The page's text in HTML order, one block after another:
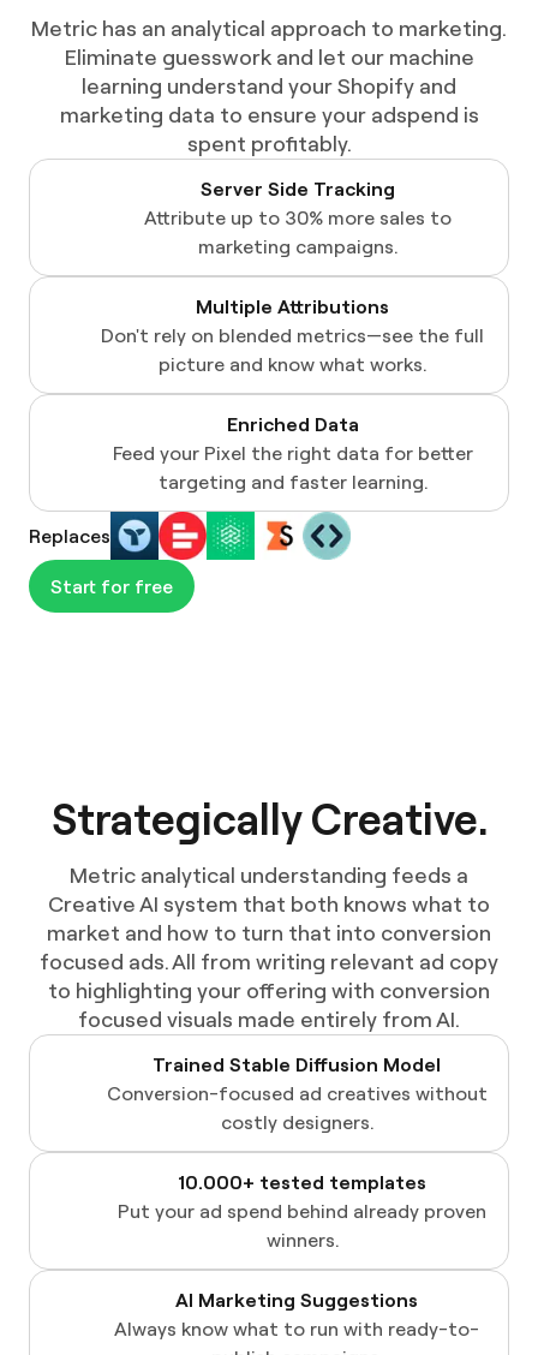
Metric has an analytical approach to marketing.
Eliminate guesswork and let our machine
learning understand your Shopify and
marketing data to ensure your adspend is
spent profitably.
Server Side Tracking​​​​‌ ‍ ​‍​‍‌‍ ‌ ​‍‌‍‍‌‌‍‌ ‌‍‍‌‌‍ ‍​‍​‍​ ‍‍​‍​‍‌ ​ ‌‍​‌‌‍ ‍‌‍‍‌‌ ‌​‌ ‍‌​‍ ‍‌‍‍‌‌‍ ​‍​‍​‍ ​​‍​‍‌‍‍​‌ ​‍‌‍‌‌‌‍‌‍​‍​‍​ ‍‍​‍​‍​‍ ‌ ​ ‌ ‌​‌ ‌‌‌‍‌​‌‍‍‌‌‍ ​‍ ‌‍‍‌‌‍ ‍‌ ‌​‌‍‌‌‌‍ ‍‌ ‌​​‍ ‌‍‌‌‌‍‌​‌‍‍‌‌ ‌​​‍ ‌‍ ‌‌‍ ‌‍‌​‌‍‌‌​ ‌‌ ​​‌ ​‍‌‍‌‌‌ ​ ‌‍‌‌‌‍ ‍‌ ‌​‌‍​‌‌ ‌​‌‍‍‌‌‍ ‌‍ ‍​ ‍ ‌‍‍‌‌‍‌​​ ‌‌‍‍​‌‍ ‌‍ ‌‌‍‌‌​ ‍ ‌ ‌​‌ ‍‌‌ ​​‌‍‌‌​ ‌‌‍‍​‌‍ ‌‍ ‌‌‍‌‌​ ‍ ‌ ​​‌‍​‌‌ ‌​‌‍‍​​ ‌‌‍​‍‌‍ ​‌‍ ‌‍​ ‌‍‍ ‌ ​ ​‍‌‌​ ‌‌‌​​‍‌‌ ‌‍‍ ‌‍‌‌‌ ‍‌​‍‌‌​ ​ ‌​‌​​‍‌‌​ ​ ‌​‌​​‍‌‌​ ​‍​ ​‍​ ​‌‌‍​‍​ ‌ ​ ​ ​ ‌‍​ ‌‍​ ‍‌​ ‍‌​ ‍​‌‍​‌‌‍‌‍‌‍​‌​‍‌‌​ ​‍​ ​‍​‍‌‌​ ‌‌‌​‌​​‍ ‍‌ ‌‌‌ ​ ‌ ​​‌ ​ ​‍‌‌​ ‌‌‌​​‍‌‌ ‌‍‍ ‌‍‌‌‌ ‍‌​‍‌‌​ ​ ‌​‌​​‍‌‌​ ​ ‌​‌​​‍‌‌​ ​‍​ ​‍​ ​‍​ ‍‌​ ‍‌​ ​ ‌‍​‌​ ‍​‌‍‌‍​ ‌ ​ ​​​ ​ ‌‍​‍​ ​ ​‍‌‌​ ​‍​ ​‍​‍‌‌​ ‌‌‌​‌​​‍ ‍‌ ‌​‌‍‍‌‌ ‌​‌‍ ​‌‍‌‌​ ‌‍​‍‌‍​‌‌ ​ ‌‍‌‌‌‌‌‌‌ ​‍‌‍ ​​ ‌​‍‌‌​ ​‍‌​‌‍‌ ​ ‌ ‌​‌ ‌‌‌‍‌​‌‍‍‌‌‍ ​‍‌‍‌‍‍‌‌‍‌​​ ‌‌‍‍​‌‍ ‌‍ ‌‌‍‌‌​‍‌‍‌ ‌​‌ ‍‌‌ ​​‌‍‌‌​ ‌‌‍‍​‌‍ ‌‍ ‌‌‍‌‌​‍‌‍‌ ​​‌‍​‌‌ ‌​‌‍‍​​ ‌‌‍​‍‌‍ ​‌‍ ‌‍​ ‌‍‍ ‌ ​ ​‍‌‌​ ‌‌‌​​‍‌‌ ‌‍‍ ‌‍‌‌‌ ‍‌​‍‌‌​ ​ ‌​‌​​‍‌‌​ ​ ‌​‌​​‍‌‌​ ​‍​ ​‍​ ​‌‌‍​‍​ ‌ ​ ​ ​ ‌‍​ ‌‍​ ‍‌​ ‍‌​ ‍​‌‍​‌‌‍‌‍‌‍​‌​‍‌‌​ ​‍​ ​‍​‍‌‌​ ‌‌‌​‌​​‍ ‍‌ ‌‌‌ ​ ‌ ​​‌ ​ ​‍‌‌​ ‌‌‌​​‍‌‌ ‌‍‍ ‌‍‌‌‌ ‍‌​‍‌‌​ ​ ‌​‌​​‍‌‌​ ​ ‌​‌​​‍‌‌​ ​‍​ ​‍​ ​‍​ ‍‌​ ‍‌​ ​ ‌‍​‌​ ‍​‌‍‌‍​ ‌ ​ ​​​ ​ ‌‍​‍​ ​ ​‍‌‌​ ​‍​ ​‍​‍‌‌​ ‌‌‌​‌​​‍ ‍‌ ‌​‌‍‍‌‌ ‌​‌‍ ​‌‍‌‌​‍‌‍‌ ​​‌‍‌‌‌ ​‍‌ ​ ‌ ​​‌‍‌‌‌‍​ ‌ ‌​‌‍‍‌‌ ‌‍‌‍‌‌​ ‌‌ ​​‌ ‌‌‌‍​‍‌‍ ​‌‍‍‌‌ ​ ‌‍‍​‌‍‌‌‌‍‌​​‍​‍‌ ‌
Attribute up to 30% more sales to
marketing campaigns.
Multiple Attributions ‍ ​‍​‍‌‍ ‌ ​‍‌‍‍‌‌‍‌ ‌‍‍‌‌‍ ‍​‍​‍​ ‍‍​‍​‍‌ ​ ‌‍​‌‌‍ ‍‌‍‍‌‌ ‌​‌ ‍‌​‍ ‍‌‍‍‌‌‍ ​‍​‍​‍ ​​‍​‍‌‍‍​‌ ​‍‌‍‌‌‌‍‌‍​‍​‍​ ‍‍​‍​‍​‍ ‌ ​ ‌ ‌​‌ ‌‌‌‍‌​‌‍‍‌‌‍ ​‍ ‌‍‍‌‌‍ ‍‌ ‌​‌‍‌‌‌‍ ‍‌ ‌​​‍ ‌‍‌‌‌‍‌​‌‍‍‌‌ ‌​​‍ ‌‍ ‌‌‍ ‌‍‌​‌‍‌‌​ ‌‌ ​​‌ ​‍‌‍‌‌‌ ​ ‌‍‌‌‌‍ ‍‌ ‌​‌‍​‌‌ ‌​‌‍‍‌‌‍ ‌‍ ‍​ ‍ ‌‍‍‌‌‍‌​​ ‌‌‍‍​‌‍ ‌‍ ‌‌‍‌‌​ ‍ ‌ ‌​‌ ‍‌‌ ​​‌‍‌‌​ ‌‌‍‍​‌‍ ‌‍ ‌‌‍‌‌​ ‍ ‌ ​​‌‍​‌‌ ‌​‌‍‍​​ ‌‌‍​‍‌‍ ​‌‍ ‌‍​ ‌‍‍ ‌ ​ ​‍‌‌​ ‌‌‌​​‍‌‌ ‌‍‍ ‌‍‌‌‌ ‍‌​‍‌‌​ ​ ‌​‌​​‍‌‌​ ​ ‌​‌​​‍‌‌​ ​‍​ ​‍​ ​‌‌‍​‍​ ‌ ​ ​ ​ ‌‍​ ‌‍​ ‍‌​ ‍‌​ ‍​‌‍​‌‌‍‌‍‌‍​‌​‍‌‌​ ​‍​ ​‍​‍‌‌​ ‌‌‌​‌​​‍ ‍‌ ‌‌‌ ​ ‌ ​​‌ ​ ​‍‌‌​ ‌‌‌​​‍‌‌ ‌‍‍ ‌‍‌‌‌ ‍‌​‍‌‌​ ​ ‌​‌​​‍‌‌​ ​ ‌​‌​​‍‌‌​ ​‍​ ​‍​ ​ ​ ​​‌‍​‍‌‍​‌​ ‍‌​ ​‌‌‍​‍‌‍​‌​ ​​​ ‌ ‌‍​ ‌‍​‌​‍‌‌​ ​‍​ ​‍​‍‌‌​ ‌‌‌​‌​​‍ ‍‌ ‌​‌‍‍‌‌ ‌​‌‍ ​‌‍‌‌​ ‌‍​‍‌‍​‌‌ ​ ‌‍‌‌‌‌‌‌‌ ​‍‌‍ ​​ ‌​‍‌‌​ ​‍‌​‌‍‌ ​ ‌ ‌​‌ ‌‌‌‍‌​‌‍‍‌‌‍ ​‍‌‍‌‍‍‌‌‍‌​​ ‌‌‍‍​‌‍ ‌‍ ‌‌‍‌‌​‍‌‍‌ ‌​‌ ‍‌‌ ​​‌‍‌‌​ ‌‌‍‍​‌‍ ‌‍ ‌‌‍‌‌​‍‌‍‌ ​​‌‍​‌‌ ‌​‌‍‍​​ ‌‌‍​‍‌‍ ​‌‍ ‌‍​ ‌‍‍ ‌ ​ ​‍‌‌​ ‌‌‌​​‍‌‌ ‌‍‍ ‌‍‌‌‌ ‍‌​‍‌‌​ ​ ‌​‌​​‍‌‌​ ​ ‌​‌​​‍‌‌​ ​‍​ ​‍​ ​‌‌‍​‍​ ‌ ​ ​ ​ ‌‍​ ‌‍​ ‍‌​ ‍‌​ ‍​‌‍​‌‌‍‌‍‌‍​‌​‍‌‌​ ​‍​ ​‍​‍‌‌​ ‌‌‌​‌​​‍ ‍‌ ‌‌‌ ​ ‌ ​​‌ ​ ​‍‌‌​ ‌‌‌​​‍‌‌ ‌‍‍ ‌‍‌‌‌ ‍‌​‍‌‌​ ​ ‌​‌​​‍‌‌​ ​ ‌​‌​​‍‌‌​ ​‍​ ​‍​ ​ ​ ​​‌‍​‍‌‍​‌​ ‍‌​ ​‌‌‍​‍‌‍​‌​ ​​​ ‌ ‌‍​ ‌‍​‌​‍‌‌​ ​‍​ ​‍​‍‌‌​ ‌‌‌​‌​​‍ ‍‌ ‌​‌‍‍‌‌ ‌​‌‍ ​‌‍‌‌​‍‌‍‌ ​​‌‍‌‌‌ ​‍‌ ​ ‌ ​​‌‍‌‌‌‍​ ‌ ‌​‌‍‍‌‌ ‌‍‌‍‌‌​ ‌‌ ​​‌ ‌‌‌‍​‍‌‍ ​‌‍‍‌‌ ​ ‌‍‍​‌‍‌‌‌‍‌​​‍​‍‌ ‌
Don't rely on blended metrics—see the full
picture and know what works.
Enriched Data
Feed your Pixel the right data for better
targeting and faster learning.
Replaces
Start for free
Strategically Creative.​​​​‌ ‍ ​‍​‍‌‍ ‌ ​‍‌‍‍‌‌‍‌ ‌‍‍‌‌‍ ‍​‍​‍​ ‍‍​‍​‍‌ ​ ‌‍​‌‌‍ ‍‌‍‍‌‌ ‌​‌ ‍‌​‍ ‍‌‍‍‌‌‍ ​‍​‍​‍ ​​‍​‍‌‍‍​‌ ​‍‌‍‌‌‌‍‌‍​‍​‍​ ‍‍​‍​‍​‍ ‌ ​ ‌ ‌​‌ ‌‌‌‍‌​‌‍‍‌‌‍ ​‍ ‌‍‍‌‌‍ ‍‌ ‌​‌‍‌‌‌‍ ‍‌ ‌​​‍ ‌‍‌‌‌‍‌​‌‍‍‌‌ ‌​​‍ ‌‍ ‌‌‍ ‌‍‌​‌‍‌‌​ ‌‌ ​​‌ ​‍‌‍‌‌‌ ​ ‌‍‌‌‌‍ ‍‌ ‌​‌‍​‌‌ ‌​‌‍‍‌‌‍ ‌‍ ‍​ ‍ ‌‍‍‌‌‍‌​​ ‌‌‍‍​‌‍ ‌‍ ‌‌‍‌‌​ ‍ ‌ ‌​‌ ‍‌‌ ​​‌‍‌‌​ ‌‌‍‍​‌‍ ‌‍ ‌‌‍‌‌​ ‍ ‌ ​​‌‍​‌‌ ‌​‌‍‍​​ ‌‌‍​‍‌‍ ​‌‍ ‌‍​ ‌‍‍ ‌ ​ ​‍‌‌​ ‌‌‌​​‍‌‌ ‌‍‍ ‌‍‌‌‌ ‍‌​‍‌‌​ ​ ‌​‌​​‍‌‌​ ​ ‌​‌​​‍‌‌​ ​‍​ ​‍​ ‌‌​ ‌‍‌‍​ ​ ​ ​ ​​​ ‌ ​ ​ ​ ​‍‌‍‌‌​ ‍‌‌‍​ ​ ​​​ ‌​​ ​‍​ ‍‌​ ‍​​ ‌‌​ ‍​​ ‌‍​ ​‌‌‍‌‍​ ‌ ‌‍​‌​ ‌‌​ ‌​‌‍‌‍‌‍​‌‌‍​‍​ ​​​ ​‍‌‍‌‌​ ​‍​‍‌‌​ ​‍​ ​‍​‍‌‌​ ‌‌‌​‌​​‍ ‍‌ ‌​‌‍‍‌‌ ‌​‌‍ ​‌‍‌‌​ ‌‍​‍‌‍​‌‌ ​ ‌‍‌‌‌‌‌‌‌ ​‍‌‍ ​​ ‌​‍‌‌​ ​‍‌​‌‍‌ ​ ‌ ‌​‌ ‌‌‌‍‌​‌‍‍‌‌‍ ​‍‌‍‌‍‍‌‌‍‌​​ ‌‌‍‍​‌‍ ‌‍ ‌‌‍‌‌​‍‌‍‌ ‌​‌ ‍‌‌ ​​‌‍‌‌​ ‌‌‍‍​‌‍ ‌‍ ‌‌‍‌‌​‍‌‍‌ ​​‌‍​‌‌ ‌​‌‍‍​​ ‌‌‍​‍‌‍ ​‌‍ ‌‍​ ‌‍‍ ‌ ​ ​‍‌‌​ ‌‌‌​​‍‌‌ ‌‍‍ ‌‍‌‌‌ ‍‌​‍‌‌​ ​ ‌​‌​​‍‌‌​ ​ ‌​‌​​‍‌‌​ ​‍​ ​‍​ ‌‌​ ‌‍‌‍​ ​ ​ ​ ​​​ ‌ ​ ​ ​ ​‍‌‍‌‌​ ‍‌‌‍​ ​ ​​​ ‌​​ ​‍​ ‍‌​ ‍​​ ‌‌​ ‍​​ ‌‍​ ​‌‌‍‌‍​ ‌ ‌‍​‌​ ‌‌​ ‌​‌‍‌‍‌‍​‌‌‍​‍​ ​​​ ​‍‌‍‌‌​ ​‍​‍‌‌​ ​‍​ ​‍​‍‌‌​ ‌‌‌​‌​​‍ ‍‌ ‌​‌‍‍‌‌ ‌​‌‍ ​‌‍‌‌​‍‌‍‌ ​​‌‍‌‌‌ ​‍‌ ​ ‌ ​​‌‍‌‌‌‍​ ‌ ‌​‌‍‍‌‌ ‌‍‌‍‌‌​ ‌‌ ​​‌ ‌‌‌‍​‍‌‍ ​‌‍‍‌‌ ​ ‌‍‍​‌‍‌‌‌‍‌​​‍​‍‌ ‌
Metric analytical understanding feeds a
Creative AI system that both knows what to
market and how to turn that into conversion
focused ads. All from writing relevant ad copy
to highlighting your offering with conversion
focused visuals made entirely from AI.
Trained Stable Diffusion Model​​​​‌ ‍ ​‍​‍‌‍ ‌ ​‍‌‍‍‌‌‍‌ ‌‍‍‌‌‍ ‍​‍​‍​ ‍‍​‍​‍‌ ​ ‌‍​‌‌‍ ‍‌‍‍‌‌ ‌​‌ ‍‌​‍ ‍‌‍‍‌‌‍ ​‍​‍​‍ ​​‍​‍‌‍‍​‌ ​‍‌‍‌‌‌‍‌‍​‍​‍​ ‍‍​‍​‍​‍ ‌ ​ ‌ ‌​‌ ‌‌‌‍‌​‌‍‍‌‌‍ ​‍ ‌‍‍‌‌‍ ‍‌ ‌​‌‍‌‌‌‍ ‍‌ ‌​​‍ ‌‍‌‌‌‍‌​‌‍‍‌‌ ‌​​‍ ‌‍ ‌‌‍ ‌‍‌​‌‍‌‌​ ‌‌ ​​‌ ​‍‌‍‌‌‌ ​ ‌‍‌‌‌‍ ‍‌ ‌​‌‍​‌‌ ‌​‌‍‍‌‌‍ ‌‍ ‍​ ‍ ‌‍‍‌‌‍‌​​ ‌‌‍‍​‌‍ ‌‍ ‌‌‍‌‌​ ‍ ‌ ‌​‌ ‍‌‌ ​​‌‍‌‌​ ‌‌‍‍​‌‍ ‌‍ ‌‌‍‌‌​ ‍ ‌ ​​‌‍​‌‌ ‌​‌‍‍​​ ‌‌‍​‍‌‍ ​‌‍ ‌‍​ ‌‍‍ ‌ ​ ​‍‌‌​ ‌‌‌​​‍‌‌ ‌‍‍ ‌‍‌‌‌ ‍‌​‍‌‌​ ​ ‌​‌​​‍‌‌​ ​ ‌​‌​​‍‌‌​ ​‍​ ​‍​ ‌‌​ ‌‍‌‍​ ​ ​ ​ ​​​ ‌ ​ ​ ​ ​‍‌‍‌‌​ ‍‌‌‍​ ​ ​​​ ‌​​ ​‍​ ‍‌​ ‍​​ ‌‌​ ‍​​ ‌‍​ ​‌‌‍‌‍​ ‌ ‌‍​‌​ ‌‌​ ‌​‌‍‌‍‌‍​‌‌‍​‍​ ​​​ ​‍‌‍‌‌​ ​‍​‍‌‌​ ​‍​ ​‍​‍‌‌​ ‌‌‌​‌​​‍ ‍‌ ‌‌‌ ​ ‌ ​​‌ ​ ​‍‌‌​ ‌‌‌​​‍‌‌ ‌‍‍ ‌‍‌‌‌ ‍‌​‍‌‌​ ​ ‌​‌​​‍‌‌​ ​ ‌​‌​​‍‌‌​ ​‍​ ​‍​ ​‍​ ‍‌​ ‍‌​ ​ ‌‍​‌​ ‍​‌‍‌‍​ ‌ ​ ​​​ ​ ‌‍​‍​ ​ ​‍‌‌​ ​‍​ ​‍​‍‌‌​ ‌‌‌​‌​​‍ ‍‌ ‌​‌‍‍‌‌ ‌​‌‍ ​‌‍‌‌​ ‌‍​‍‌‍​‌‌ ​ ‌‍‌‌‌‌‌‌‌ ​‍‌‍ ​​ ‌​‍‌‌​ ​‍‌​‌‍‌ ​ ‌ ‌​‌ ‌‌‌‍‌​‌‍‍‌‌‍ ​‍‌‍‌‍‍‌‌‍‌​​ ‌‌‍‍​‌‍ ‌‍ ‌‌‍‌‌​‍‌‍‌ ‌​‌ ‍‌‌ ​​‌‍‌‌​ ‌‌‍‍​‌‍ ‌‍ ‌‌‍‌‌​‍‌‍‌ ​​‌‍​‌‌ ‌​‌‍‍​​ ‌‌‍​‍‌‍ ​‌‍ ‌‍​ ‌‍‍ ‌ ​ ​‍‌‌​ ‌‌‌​​‍‌‌ ‌‍‍ ‌‍‌‌‌ ‍‌​‍‌‌​ ​ ‌​‌​​‍‌‌​ ​ ‌​‌​​‍‌‌​ ​‍​ ​‍​ ‌‌​ ‌‍‌‍​ ​ ​ ​ ​​​ ‌ ​ ​ ​ ​‍‌‍‌‌​ ‍‌‌‍​ ​ ​​​ ‌​​ ​‍​ ‍‌​ ‍​​ ‌‌​ ‍​​ ‌‍​ ​‌‌‍‌‍​ ‌ ‌‍​‌​ ‌‌​ ‌​‌‍‌‍‌‍​‌‌‍​‍​ ​​​ ​‍‌‍‌‌​ ​‍​‍‌‌​ ​‍​ ​‍​‍‌‌​ ‌‌‌​‌​​‍ ‍‌ ‌‌‌ ​ ‌ ​​‌ ​ ​‍‌‌​ ‌‌‌​​‍‌‌ ‌‍‍ ‌‍‌‌‌ ‍‌​‍‌‌​ ​ ‌​‌​​‍‌‌​ ​ ‌​‌​​‍‌‌​ ​‍​ ​‍​ ​‍​ ‍‌​ ‍‌​ ​ ‌‍​‌​ ‍​‌‍‌‍​ ‌ ​ ​​​ ​ ‌‍​‍​ ​ ​‍‌‌​ ​‍​ ​‍​‍‌‌​ ‌‌‌​‌​​‍ ‍‌ ‌​‌‍‍‌‌ ‌​‌‍ ​‌‍‌‌​‍‌‍‌ ​​‌‍‌‌‌ ​‍‌ ​ ‌ ​​‌‍‌‌‌‍​ ‌ ‌​‌‍‍‌‌ ‌‍‌‍‌‌​ ‌‌ ​​‌ ‌‌‌‍​‍‌‍ ​‌‍‍‌‌ ​ ‌‍‍​‌‍‌‌‌‍‌​​‍​‍‌ ‌
Conversion-focused ad creatives without
costly designers.
10.000+ tested templates​​​​‌ ‍ ​‍​‍‌‍ ‌ ​‍‌‍‍‌‌‍‌ ‌‍‍‌‌‍ ‍​‍​‍​ ‍‍​‍​‍‌ ​ ‌‍​‌‌‍ ‍‌‍‍‌‌ ‌​‌ ‍‌​‍ ‍‌‍‍‌‌‍ ​‍​‍​‍ ​​‍​‍‌‍‍​‌ ​‍‌‍‌‌‌‍‌‍​‍​‍​ ‍‍​‍​‍​‍ ‌ ​ ‌ ‌​‌ ‌‌‌‍‌​‌‍‍‌‌‍ ​‍ ‌‍‍‌‌‍ ‍‌ ‌​‌‍‌‌‌‍ ‍‌ ‌​​‍ ‌‍‌‌‌‍‌​‌‍‍‌‌ ‌​​‍ ‌‍ ‌‌‍ ‌‍‌​‌‍‌‌​ ‌‌ ​​‌ ​‍‌‍‌‌‌ ​ ‌‍‌‌‌‍ ‍‌ ‌​‌‍​‌‌ ‌​‌‍‍‌‌‍ ‌‍ ‍​ ‍ ‌‍‍‌‌‍‌​​ ‌‌‍‍​‌‍ ‌‍ ‌‌‍‌‌​ ‍ ‌ ‌​‌ ‍‌‌ ​​‌‍‌‌​ ‌‌‍‍​‌‍ ‌‍ ‌‌‍‌‌​ ‍ ‌ ​​‌‍​‌‌ ‌​‌‍‍​​ ‌‌‍​‍‌‍ ​‌‍ ‌‍​ ‌‍‍ ‌ ​ ​‍‌‌​ ‌‌‌​​‍‌‌ ‌‍‍ ‌‍‌‌‌ ‍‌​‍‌‌​ ​ ‌​‌​​‍‌‌​ ​ ‌​‌​​‍‌‌​ ​‍​ ​‍​ ‌‌​ ‌‍‌‍​ ​ ​ ​ ​​​ ‌ ​ ​ ​ ​‍‌‍‌‌​ ‍‌‌‍​ ​ ​​​ ‌​​ ​‍​ ‍‌​ ‍​​ ‌‌​ ‍​​ ‌‍​ ​‌‌‍‌‍​ ‌ ‌‍​‌​ ‌‌​ ‌​‌‍‌‍‌‍​‌‌‍​‍​ ​​​ ​‍‌‍‌‌​ ​‍​‍‌‌​ ​‍​ ​‍​‍‌‌​ ‌‌‌​‌​​‍ ‍‌ ‌‌‌ ​ ‌ ​​‌ ​ ​‍‌‌​ ‌‌‌​​‍‌‌ ‌‍‍ ‌‍‌‌‌ ‍‌​‍‌‌​ ​ ‌​‌​​‍‌‌​ ​ ‌​‌​​‍‌‌​ ​‍​ ​‍​ ​ ​ ​​‌‍​‍‌‍​‌​ ‍‌​ ​‌‌‍​‍‌‍​‌​ ​​​ ‌ ‌‍​ ‌‍​‌​‍‌‌​ ​‍​ ​‍​‍‌‌​ ‌‌‌​‌​​‍ ‍‌ ‌​‌‍‍‌‌ ‌​‌‍ ​‌‍‌‌​ ‌‍​‍‌‍​‌‌ ​ ‌‍‌‌‌‌‌‌‌ ​‍‌‍ ​​ ‌​‍‌‌​ ​‍‌​‌‍‌ ​ ‌ ‌​‌ ‌‌‌‍‌​‌‍‍‌‌‍ ​‍‌‍‌‍‍‌‌‍‌​​ ‌‌‍‍​‌‍ ‌‍ ‌‌‍‌‌​‍‌‍‌ ‌​‌ ‍‌‌ ​​‌‍‌‌​ ‌‌‍‍​‌‍ ‌‍ ‌‌‍‌‌​‍‌‍‌ ​​‌‍​‌‌ ‌​‌‍‍​​ ‌‌‍​‍‌‍ ​‌‍ ‌‍​ ‌‍‍ ‌ ​ ​‍‌‌​ ‌‌‌​​‍‌‌ ‌‍‍ ‌‍‌‌‌ ‍‌​‍‌‌​ ​ ‌​‌​​‍‌‌​ ​ ‌​‌​​‍‌‌​ ​‍​ ​‍​ ‌‌​ ‌‍‌‍​ ​ ​ ​ ​​​ ‌ ​ ​ ​ ​‍‌‍‌‌​ ‍‌‌‍​ ​ ​​​ ‌​​ ​‍​ ‍‌​ ‍​​ ‌‌​ ‍​​ ‌‍​ ​‌‌‍‌‍​ ‌ ‌‍​‌​ ‌‌​ ‌​‌‍‌‍‌‍​‌‌‍​‍​ ​​​ ​‍‌‍‌‌​ ​‍​‍‌‌​ ​‍​ ​‍​‍‌‌​ ‌‌‌​‌​​‍ ‍‌ ‌‌‌ ​ ‌ ​​‌ ​ ​‍‌‌​ ‌‌‌​​‍‌‌ ‌‍‍ ‌‍‌‌‌ ‍‌​‍‌‌​ ​ ‌​‌​​‍‌‌​ ​ ‌​‌​​‍‌‌​ ​‍​ ​‍​ ​ ​ ​​‌‍​‍‌‍​‌​ ‍‌​ ​‌‌‍​‍‌‍​‌​ ​​​ ‌ ‌‍​ ‌‍​‌​‍‌‌​ ​‍​ ​‍​‍‌‌​ ‌‌‌​‌​​‍ ‍‌ ‌​‌‍‍‌‌ ‌​‌‍ ​‌‍‌‌​‍‌‍‌ ​​‌‍‌‌‌ ​‍‌ ​ ‌ ​​‌‍‌‌‌‍​ ‌ ‌​‌‍‍‌‌ ‌‍‌‍‌‌​ ‌‌ ​​‌ ‌‌‌‍​‍‌‍ ​‌‍‍‌‌ ​ ‌‍‍​‌‍‌‌‌‍‌​​‍​‍‌ ‌
Put your ad spend behind already proven
winners.
AI Marketing Suggestions​​​​‌ ‍ ​‍​‍‌‍ ‌ ​‍‌‍‍‌‌‍‌ ‌‍‍‌‌‍ ‍​‍​‍​ ‍‍​‍​‍‌ ​ ‌‍​‌‌‍ ‍‌‍‍‌‌ ‌​‌ ‍‌​‍ ‍‌‍‍‌‌‍ ​‍​‍​‍ ​​‍​‍‌‍‍​‌ ​‍‌‍‌‌‌‍‌‍​‍​‍​ ‍‍​‍​‍​‍ ‌ ​ ‌ ‌​‌ ‌‌‌‍‌​‌‍‍‌‌‍ ​‍ ‌‍‍‌‌‍ ‍‌ ‌​‌‍‌‌‌‍ ‍‌ ‌​​‍ ‌‍‌‌‌‍‌​‌‍‍‌‌ ‌​​‍ ‌‍ ‌‌‍ ‌‍‌​‌‍‌‌​ ‌‌ ​​‌ ​‍‌‍‌‌‌ ​ ‌‍‌‌‌‍ ‍‌ ‌​‌‍​‌‌ ‌​‌‍‍‌‌‍ ‌‍ ‍​ ‍ ‌‍‍‌‌‍‌​​ ‌‌‍‍​‌‍ ‌‍ ‌‌‍‌‌​ ‍ ‌ ‌​‌ ‍‌‌ ​​‌‍‌‌​ ‌‌‍‍​‌‍ ‌‍ ‌‌‍‌‌​ ‍ ‌ ​​‌‍​‌‌ ‌​‌‍‍​​ ‌‌‍​‍‌‍ ​‌‍ ‌‍​ ‌‍‍ ‌ ​ ​‍‌‌​ ‌‌‌​​‍‌‌ ‌‍‍ ‌‍‌‌‌ ‍‌​‍‌‌​ ​ ‌​‌​​‍‌‌​ ​ ‌​‌​​‍‌‌​ ​‍​ ​‍​ ‌‌​ ‌‍‌‍​ ​ ​ ​ ​​​ ‌ ​ ​ ​ ​‍‌‍‌‌​ ‍‌‌‍​ ​ ​​​ ‌​​ ​‍​ ‍‌​ ‍​​ ‌‌​ ‍​​ ‌‍​ ​‌‌‍‌‍​ ‌ ‌‍​‌​ ‌‌​ ‌​‌‍‌‍‌‍​‌‌‍​‍​ ​​​ ​‍‌‍‌‌​ ​‍​‍‌‌​ ​‍​ ​‍​‍‌‌​ ‌‌‌​‌​​‍ ‍‌ ‌‌‌ ​ ‌ ​​‌ ​ ​‍‌‌​ ‌‌‌​​‍‌‌ ‌‍‍ ‌‍‌‌‌ ‍‌​‍‌‌​ ​ ‌​‌​​‍‌‌​ ​ ‌​‌​​‍‌‌​ ​‍​ ​‍‌‍​‍​ ‌​​ ‌​‌‍​‍‌‍​‌‌‍‌‌​ ‌‍​ ‌​​ ​ ‌‍‌​​ ‌‍​ ‍​​‍‌‌​ ​‍​ ​‍​‍‌‌​ ‌‌‌​‌​​‍ ‍‌ ‌​‌‍‍‌‌ ‌​‌‍ ​‌‍‌‌​ ‌‍​‍‌‍​‌‌ ​ ‌‍‌‌‌‌‌‌‌ ​‍‌‍ ​​ ‌​‍‌‌​ ​‍‌​‌‍‌ ​ ‌ ‌​‌ ‌‌‌‍‌​‌‍‍‌‌‍ ​‍‌‍‌‍‍‌‌‍‌​​ ‌‌‍‍​‌‍ ‌‍ ‌‌‍‌‌​‍‌‍‌ ‌​‌ ‍‌‌ ​​‌‍‌‌​ ‌‌‍‍​‌‍ ‌‍ ‌‌‍‌‌​‍‌‍‌ ​​‌‍​‌‌ ‌​‌‍‍​​ ‌‌‍​‍‌‍ ​‌‍ ‌‍​ ‌‍‍ ‌ ​ ​‍‌‌​ ‌‌‌​​‍‌‌ ‌‍‍ ‌‍‌‌‌ ‍‌​‍‌‌​ ​ ‌​‌​​‍‌‌​ ​ ‌​‌​​‍‌‌​ ​‍​ ​‍​ ‌‌​ ‌‍‌‍​ ​ ​ ​ ​​​ ‌ ​ ​ ​ ​‍‌‍‌‌​ ‍‌‌‍​ ​ ​​​ ‌​​ ​‍​ ‍‌​ ‍​​ ‌‌​ ‍​​ ‌‍​ ​‌‌‍‌‍​ ‌ ‌‍​‌​ ‌‌​ ‌​‌‍‌‍‌‍​‌‌‍​‍​ ​​​ ​‍‌‍‌‌​ ​‍​‍‌‌​ ​‍​ ​‍​‍‌‌​ ‌‌‌​‌​​‍ ‍‌ ‌‌‌ ​ ‌ ​​‌ ​ ​‍‌‌​ ‌‌‌​​‍‌‌ ‌‍‍ ‌‍‌‌‌ ‍‌​‍‌‌​ ​ ‌​‌​​‍‌‌​ ​ ‌​‌​​‍‌‌​ ​‍​ ​‍‌‍​‍​ ‌​​ ‌​‌‍​‍‌‍​‌‌‍‌‌​ ‌‍​ ‌​​ ​ ‌‍‌​​ ‌‍​ ‍​​‍‌‌​ ​‍​ ​‍​‍‌‌​ ‌‌‌​‌​​‍ ‍‌ ‌​‌‍‍‌‌ ‌​‌‍ ​‌‍‌‌​‍‌‍‌ ​​‌‍‌‌‌ ​‍‌ ​ ‌ ​​‌‍‌‌‌‍​ ‌ ‌​‌‍‍‌‌ ‌‍‌‍‌‌​ ‌‌ ​​‌ ‌‌‌‍​‍‌‍ ​‌‍‍‌‌ ​ ‌‍‍​‌‍‌‌‌‍‌​​‍​‍‌ ‌
Always know what to run with ready-to-